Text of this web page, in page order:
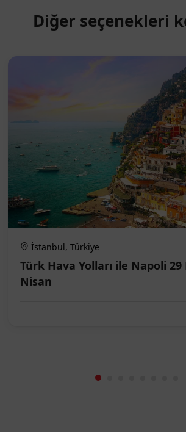
Diğer seçenekleri
İstanbul, Türkiye
Türk Hava Yolları ile Napoli 29
Nisan